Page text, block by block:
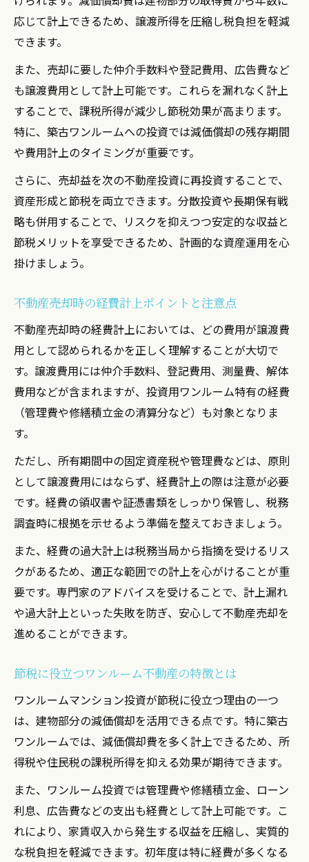
応じて計上できるため、譲渡所得を圧縮し税負担を軽減
できます。
また、売却に要した仲介手数料や登記費用、広告費など
も譲渡費用として計上可能です。これらを漏れなく計上
することで、課税所得が減少し節税効果が高まります。
特に、築古ワンルームへの投資では減価償却の残存期間
や費用計上のタイミングが重要です。
さらに、売却益を次の不動産投資に再投資することで、
資産形成と節税を両立できます。分散投資や長期保有戦
略も併用することで、リスクを抑えつつ安定的な収益と
節税メリットを享受できるため、計画的な資産運用を心
掛けましょう。
不動産売却時の経費計上ポイントと注意点
不動産売却時の経費計上においては、どの費用が譲渡費
用として認められるかを正しく理解することが大切で
す。譲渡費用には仲介手数料、登記費用、測量費、解体
費用などが含まれますが、投資用ワンルーム特有の経費
（管理費や修繕積立金の清算分など）も対象となりま
す。
ただし、所有期間中の固定資産税や管理費などは、原則
として譲渡費用にはならず、経費計上の際は注意が必要
です。経費の領収書や証憑書類をしっかり保管し、税務
調査時に根拠を示せるよう準備を整えておきましょう。
また、経費の過大計上は税務当局から指摘を受けるリス
クがあるため、適正な範囲での計上を心がけることが重
要です。専門家のアドバイスを受けることで、計上漏れ
や過大計上といった失敗を防ぎ、安心して不動産売却を
進めることができます。
節税に役立つワンルーム不動産の特徴とは
ワンルームマンション投資が節税に役立つ理由の一つ
は、建物部分の減価償却を活用できる点です。特に築古
ワンルームでは、減価償却費を多く計上できるため、所
得税や住民税の課税所得を抑える効果が期待できます。
また、ワンルーム投資では管理費や修繕積立金、ローン
利息、広告費などの支出も経費として計上可能です。こ
れにより、家賃収入から発生する収益を圧縮し、実質的
な税負担を軽減できます。初年度は特に経費が多くなる